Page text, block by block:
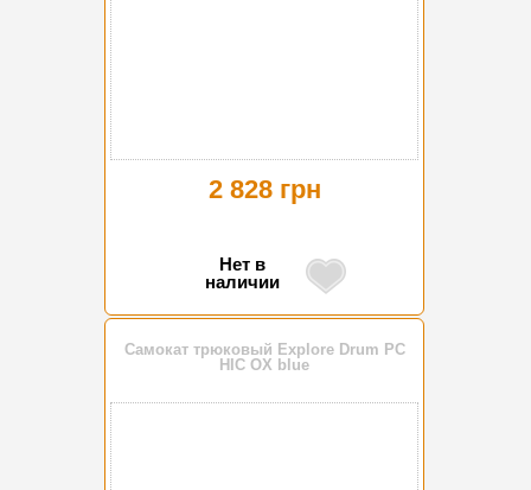
2 828 грн
Нет в
наличии
Самокат трюковый Explore Drum PC
HIC OX blue